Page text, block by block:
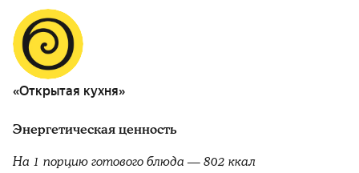
«Открытая кухня»
Энергетическая ценность
На 1 порцию готового блюда — 802 ккал